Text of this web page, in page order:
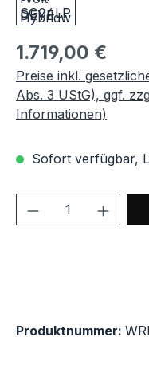
Regulärer Preis:
1.719,00 €
Preise inkl.
Abs. 3 UStG), ggf.
Informationen)
Sofort verfügbar,
Produkt
Produktnummer: